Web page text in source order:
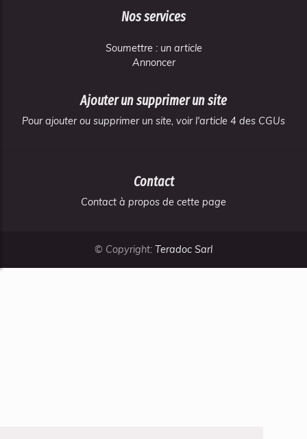
Nos services
Soumettre : un article
Annoncer
Ajouter un supprimer un site
Pour ajouter ou supprimer un site, voir l'article 4 des CGUs
Contact
Contact à propos de cette page
© Copyright: Teradoc Sarl